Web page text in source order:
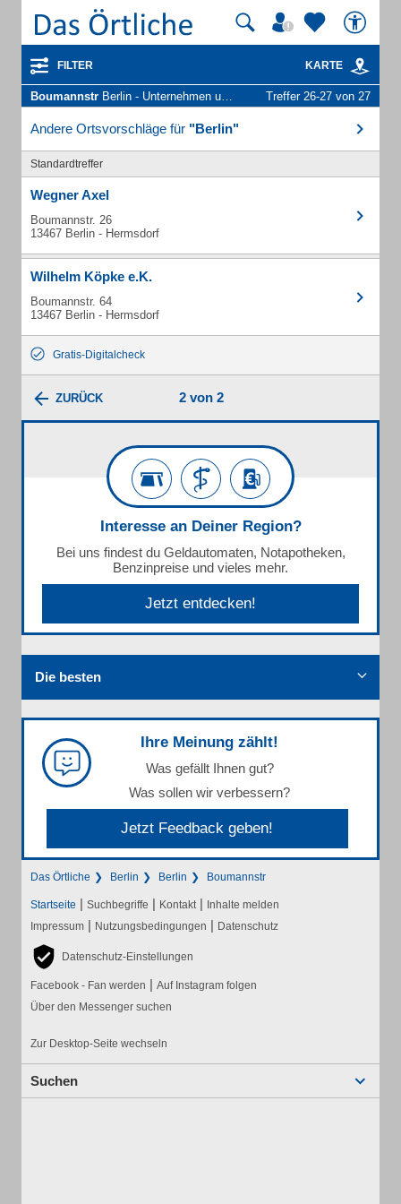
FILTER KARTE
Boumannstr Berlin - Unternehmen und Personen Treffer 26-27 von 27
Andere Ortsvorschläge für "Berlin"
Standardtreffer
Wegner Axel
Boumannstr. 26
13467 Berlin - Hermsdorf
Wilhelm Köpke e.K.
Boumannstr. 64
13467 Berlin - Hermsdorf
Gratis-Digitalcheck
ZURÜCK 2 von 2
Interesse an Deiner Region?
Bei uns findest du Geldautomaten, Notapotheken,
Benzinpreise und vieles mehr.
Jetzt entdecken!
Die besten
Ihre Meinung zählt!
Was gefällt Ihnen gut?
Was sollen wir verbessern?
Jetzt Feedback geben!
Das Örtliche Berlin Berlin Boumannstr
Startseite | Suchbegriffe | Kontakt | Inhalte melden
Impressum | Nutzungsbedingungen | Datenschutz
Datenschutz-Einstellungen
Facebook - Fan werden | Auf Instagram folgen
Über den Messenger suchen
Zur Desktop-Seite wechseln
Suchen